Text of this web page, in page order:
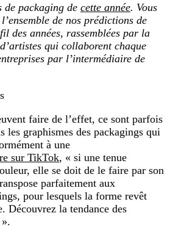
de packaging de cette année. Vous
de nos prédictions de
des années, rassemblées par la
qui collaborent chaque
par l’intermédiaire de
faire de l’effet, ce sont parfois
les graphismes des packagings qui
à une
sur TikTok, « si une tenue
elle se doit de le faire par son
parfaitement aux
pour lesquels la forme revêt
Découvrez la tendance des